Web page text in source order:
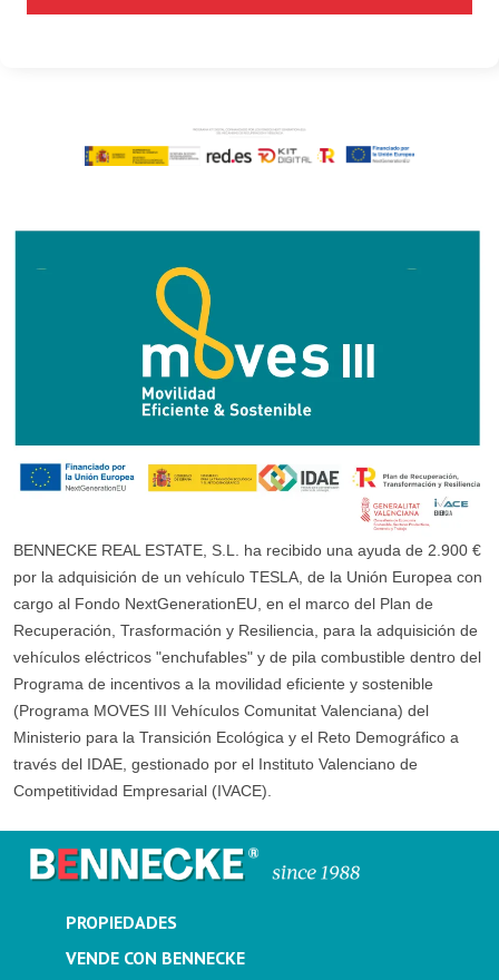
BENNECKE REAL ESTATE, S.L. ha recibido una ayuda de 2.900 €
por la adquisición de un vehículo TESLA, de la Unión Europea con
cargo al Fondo NextGenerationEU, en el marco del Plan de
Recuperación, Trasformación y Resiliencia, para la adquisición de
vehículos eléctricos "enchufables" y de pila combustible dentro del
Programa de incentivos a la movilidad eficiente y sostenible
(Programa MOVES III Vehículos Comunitat Valenciana) del
Ministerio para la Transición Ecológica y el Reto Demográfico a
través del IDAE, gestionado por el Instituto Valenciano de
Competitividad Empresarial (IVACE).
PROPIEDADES
VENDE CON BENNECKE